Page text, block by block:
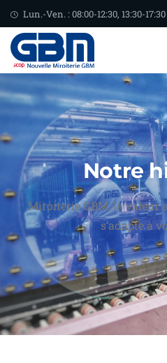
Lun.-Ven. : 08:00-12:30, 13:30-17:30
Notre
Miroiterie GBM, la valeur
s’adapte à